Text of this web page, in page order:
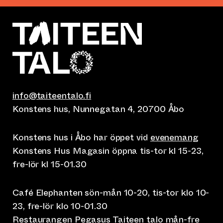
info@taiteentalo.fi
Konstens hus, Nunnegatan 4, 20700 Åbo
Konstens hus i Åbo har öppet vid evenemang
Konstens Hus Magasin öppna tis-tor kl 15-23,
fre-lör kl 15-01.30
Café Elephanten sön-mån 10-20, tis-tor klo 10-
23, fre-lör klo 10-01.30
Restaurangen Pegasus Taiteen talo mån-fre